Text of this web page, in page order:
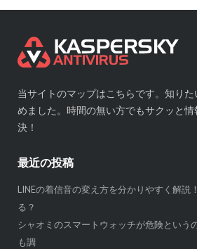
当サイトのマップはこちらです。知り
めました。時間の無い方でもサクッと
決！
最近の投稿
LINEの着信音の変え方を分かりやすく解説
る？
シャオミのスマートウォッチが危険という
も調